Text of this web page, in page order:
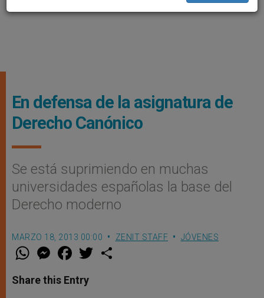
En defensa de la asignatura de
Derecho Canónico
Se está suprimiendo en muchas
universidades españolas la base del
Derecho moderno
MARZO 18, 2013 00:00 ZENIT STAFF JÓVENES
W
t
s
M
e
s
e
F
a
e
b
w
Share this Entry